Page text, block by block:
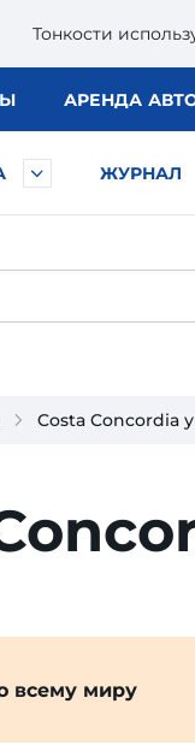
Тонкости
АРЕНДА
ЖУРНАЛ
Costa Concordia
всему миру